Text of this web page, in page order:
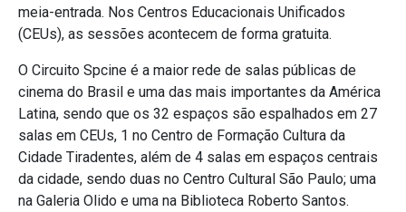
meia-entrada. Nos Centros Educacionais Unificados
(CEUs), as sessões acontecem de forma gratuita.
O Circuito Spcine é a maior rede de salas públicas de
cinema do Brasil e uma das mais importantes da América
Latina, sendo que os 32 espaços são espalhados em 27
salas em CEUs, 1 no Centro de Formação Cultura da
Cidade Tiradentes, além de 4 salas em espaços centrais
da cidade, sendo duas no Centro Cultural São Paulo; uma
na Galeria Olido e uma na Biblioteca Roberto Santos.